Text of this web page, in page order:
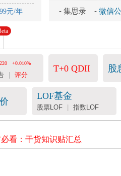
元/年 - 集思录 - 微信
+0.010%
评分
T+0 QDII 股
LOF基金
股票LOF | 指数LOF
看：干货知识贴汇总